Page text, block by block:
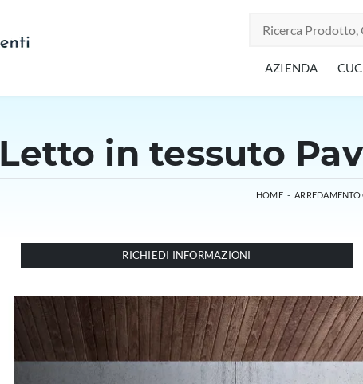
AZIENDA
Letto in tessuto
HOME - ARREDAMENTO
RICHIEDI INFORMAZIONI